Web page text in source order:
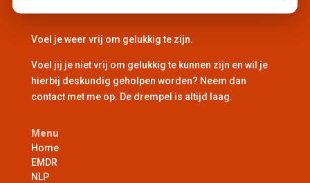
Voel je weer vrij om gelukkig te zijn.
Voel jij je niet vrij om gelukkig te kunnen zijn en wil je
hierbij deskundig geholpen worden? Neem dan
contact met me op. De drempel is altijd laag.
Menu
Home
EMDR
NLP